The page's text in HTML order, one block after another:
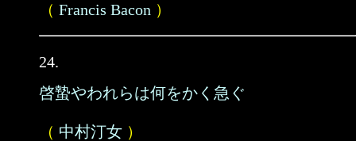
（ Francis Bacon ）
24.
啓蟄やわれらは何をかく急ぐ
（ 中村汀女 ）